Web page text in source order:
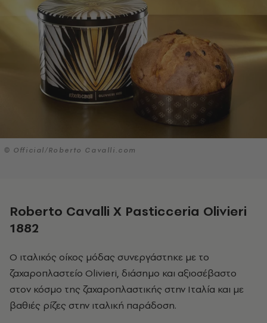
© Official/Roberto Cavalli.com
Roberto Cavalli X Pasticceria Olivieri
1882
O ιταλικός οίκος μόδας συνεργάστηκε με το
ζαχαροπλαστείο Olivieri, διάσημο και αξιοσέβαστο
στον κόσμο της ζαχαροπλαστικής στην Ιταλία και με
βαθιές ρίζες στην ιταλική παράδοση.